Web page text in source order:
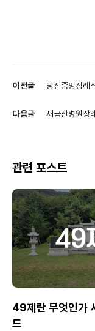
이전글 당진중앙장례
다음글 새금산병원장
관련 포스트
49제란 무엇인가
드